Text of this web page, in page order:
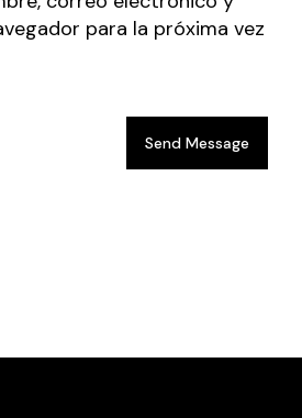
para la próxima vez
Send Message